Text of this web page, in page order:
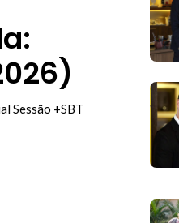
Sessão +SBT